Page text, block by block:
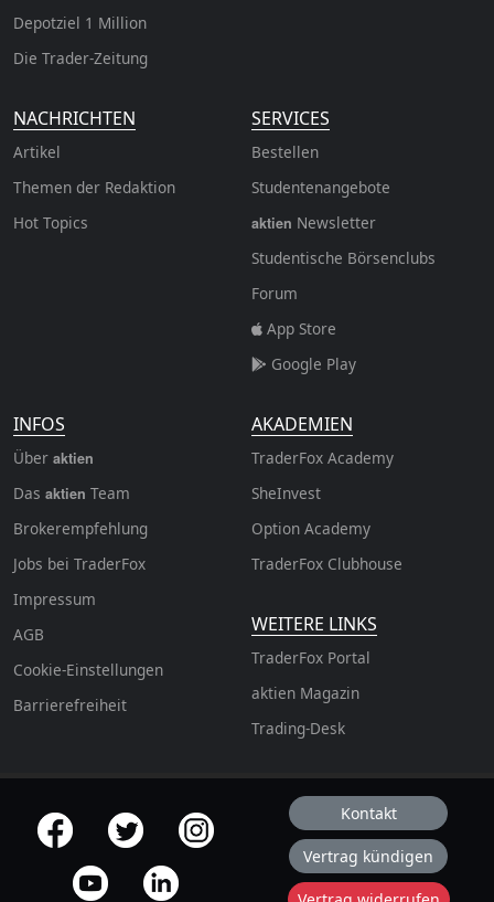
Depotziel 1 Million
Die Trader-Zeitung
NACHRICHTEN
Artikel
Themen der Redaktion
Hot Topics
SERVICES
Bestellen
Studentenangebote
aktien Newsletter
Studentische Börsenclubs
Forum
App Store
Google Play
INFOS
Über aktien
Das aktien Team
Brokerempfehlung
Jobs bei TraderFox
Impressum
AGB
Cookie-Einstellungen
Barrierefreiheit
AKADEMIEN
TraderFox Academy
SheInvest
Option Academy
TraderFox Clubhouse
WEITERE LINKS
TraderFox Portal
aktien Magazin
Trading-Desk
offizielle Social Media-Accounts Kontakt
Vertrag kündigen